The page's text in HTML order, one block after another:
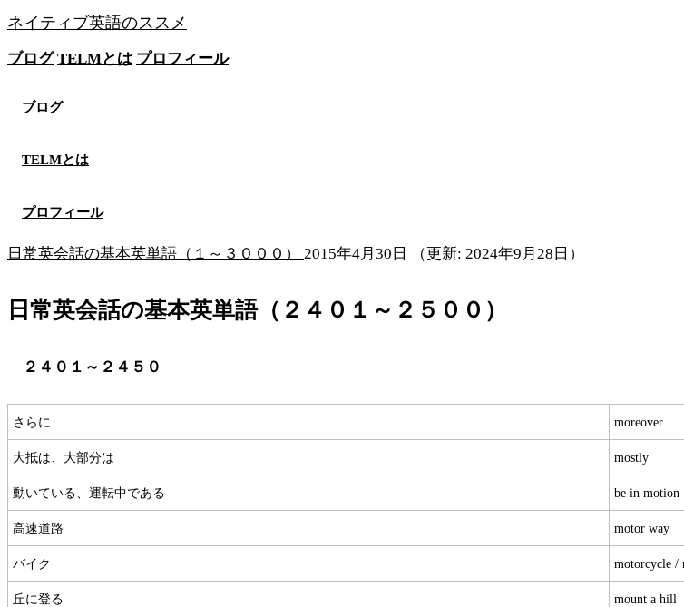
ネイティブ英語のススメ
ブログ TELMとは プロフィール
ブログ
TELMとは
プロフィール
日常英会話の基本英単語（１～３０００） 2015年4月30日 （更新: 2024年9月28日）
日常英会話の基本英単語（２４０１～２５００）
２４０１～２４５０
さらに moreover
大抵は、大部分は mostly
動いている、運転中である be in motion
高速道路 motor way
バイク motorcycle /
丘に登る mount a hill